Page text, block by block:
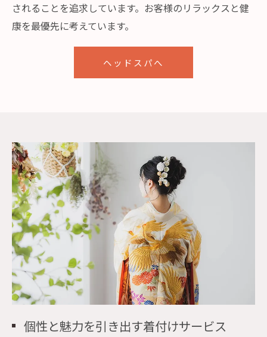
されることを追求しています。お客様のリラックスと健
康を最優先に考えています。
ヘッドスパへ
個性と魅力を引き出す着付けサービス